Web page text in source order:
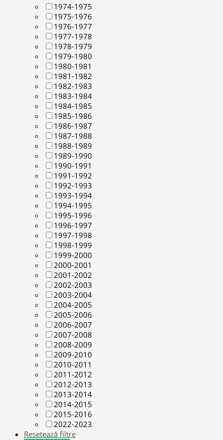
1974-1975
1975-1976
1976-1977
1977-1978
1978-1979
1979-1980
1980-1981
1981-1982
1982-1983
1983-1984
1984-1985
1985-1986
1986-1987
1987-1988
1988-1989
1989-1990
1990-1991
1991-1992
1992-1993
1993-1994
1994-1995
1995-1996
1996-1997
1997-1998
1998-1999
1999-2000
2000-2001
2001-2002
2002-2003
2003-2004
2004-2005
2005-2006
2006-2007
2007-2008
2008-2009
2009-2010
2010-2011
2011-2012
2012-2013
2013-2014
2014-2015
2015-2016
2022-2023
Resetează filtre